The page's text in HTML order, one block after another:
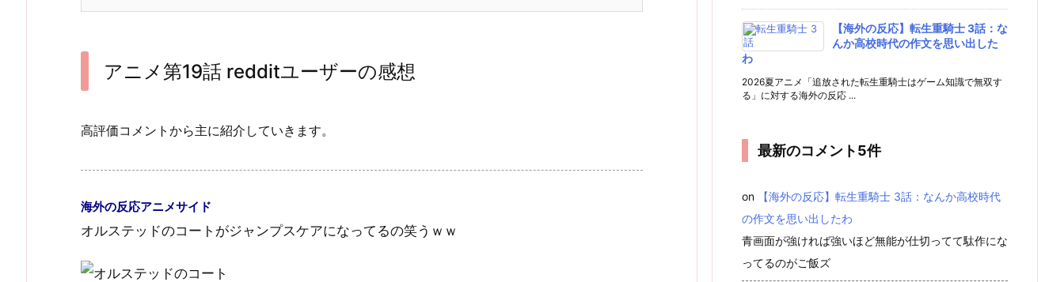
アニメ第19話 redditユーザーの感想
高評価コメントから主に紹介していきます。
海外の反応アニメサイド
オルステッドのコートがジャンプスケアになってるの笑うｗｗ
【海外の反応】転生重騎士 3話：な
んか高校時代の作文を思い出した
わ
2026夏アニメ「追放された転生重騎士はゲーム知識で無双す
る」に対する海外の反応 ...
最新のコメント5件
on
【海外の反応】転生重騎士 3話：なんか高校時代
の作文を思い出したわ
青画面が強ければ強いほど無能が仕切ってて駄作にな
ってるのがご飯ズ